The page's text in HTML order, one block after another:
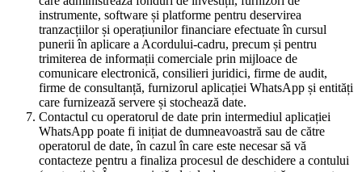
instrumente, software și platforme pentru deservirea
tranzacțiilor și operațiunilor financiare efectuate în cursul
punerii în aplicare a Acordului-cadru, precum și pentru
trimiterea de informații comerciale prin mijloace de
comunicare electronică, consilieri juridici, firme de audit,
firme de consultanță, furnizorul aplicației WhatsApp și entități
care furnizează servere și stochează date.
Contactul cu operatorul de date prin intermediul aplicației
WhatsApp poate fi inițiat de dumneavoastră sau de către
operatorul de date, în cazul în care este necesar să vă
contacteze pentru a finaliza procesul de deschidere a contului